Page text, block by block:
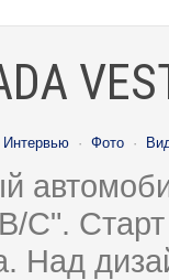
Интервью · Фото ·
C".
Над